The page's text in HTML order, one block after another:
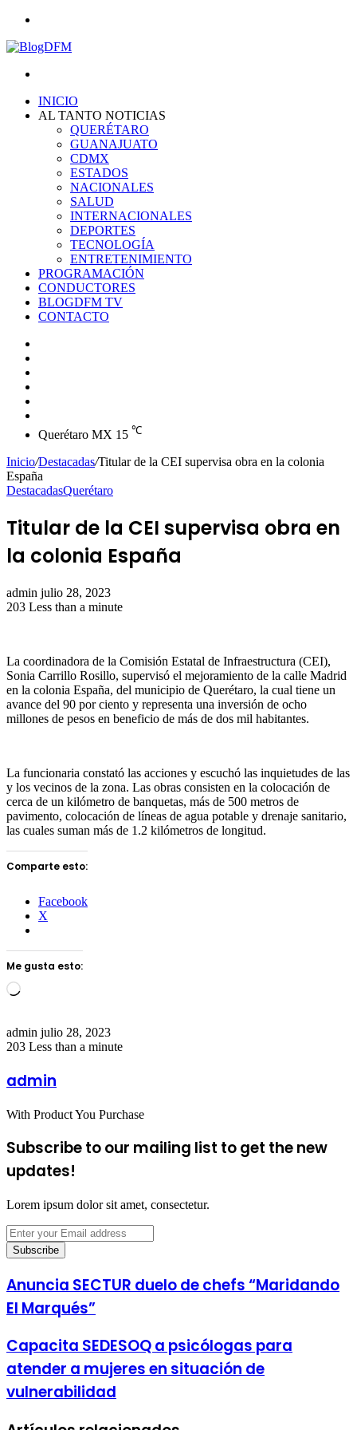
INICIO
AL TANTO NOTICIAS
QUERÉTARO
GUANAJUATO
CDMX
ESTADOS
NACIONALES
SALUD
INTERNACIONALES
DEPORTES
TECNOLOGÍA
ENTRETENIMIENTO
PROGRAMACIÓN
CONDUCTORES
BLOGDFM TV
CONTACTO
Querétaro MX 15 ℃
Inicio/Destacadas/Titular de la CEI supervisa obra en la colonia
España
DestacadasQuerétaro
Titular de la CEI supervisa obra en
la colonia España
admin Send
an
julio 28, 2023
203 Less than a minute
La coordinadora de la Comisión Estatal de Infraestructura (CEI),
Sonia Carrillo Rosillo, supervisó el mejoramiento de la calle Madrid
en la colonia España, del municipio de Querétaro, la cual tiene un
avance del 90 por ciento y representa una inversión de ocho
millones de pesos en beneficio de más de dos mil habitantes.
La funcionaria constató las acciones y escuchó las inquietudes de las
y los vecinos de la zona. Las obras consisten en la colocación de
cerca de un kilómetro de banquetas, más de 500 metros de
pavimento, colocación de líneas de agua potable y drenaje sanitario,
las cuales suman más de 1.2 kilómetros de longitud.
Comparte esto:
Facebook
X
Me gusta esto:
Loading…
admin Send
an
julio 28, 2023
203 Less than a minute
admin
With Product You Purchase
Subscribe to our mailing list to get the new
updates!
Lorem ipsum dolor sit amet, consectetur.
Enter
your
Email
Anuncia SECTUR duelo de chefs “Maridando
El Marqués”
Capacita SEDESOQ a psicólogas para
atender a mujeres en situación de
vulnerabilidad